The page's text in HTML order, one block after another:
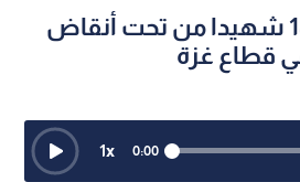
انتشال جثامين 18 شهيدا من تحت أنقاض
قطاع غزة
0:00
1x